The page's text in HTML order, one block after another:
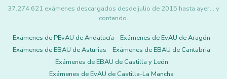
37.274.621 exámenes descargados desde julio de 2015 hasta ayer... y
contando.
Exámenes de PEvAU de Andalucía
Exámenes de EvAU de Aragón
Exámenes de EBAU de Asturias
Exámenes de EBAU de Cantabria
Exámenes de EBAU de Castilla y León
Exámenes de EvAU de Castilla-La Mancha